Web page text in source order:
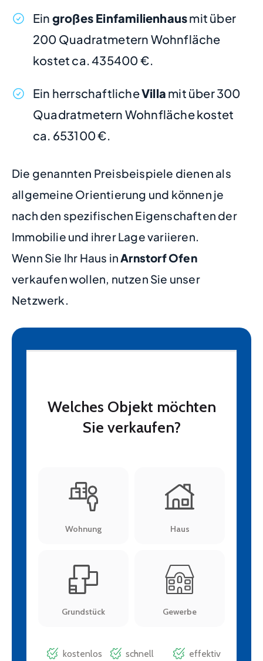
Ein großes Einfamilienhausmit über
200 Quadratmetern Wohnfläche
kostet ca. 435400 €.
Ein herrschaftlicheVilla mit über 300
Quadratmetern Wohnfläche kostet
ca. 653100 €.
Die genannten Preisbeispiele dienen als
allgemeine Orientierung und können je
nach den spezifischen Eigenschaften der
Immobilie und ihrer Lage variieren.
Wenn Sie Ihr Haus inArnstorf Ofen
verkaufen wollen, nutzen Sie unser
Netzwerk.